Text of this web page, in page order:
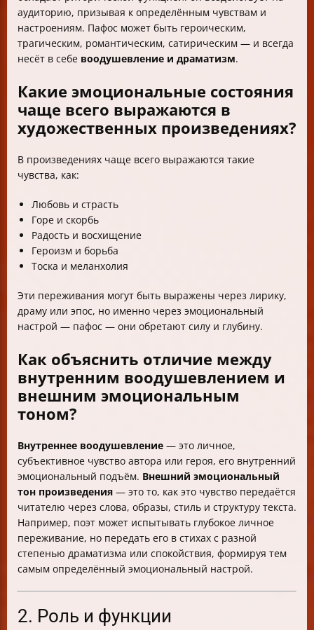
аудиторию, призывая к определённым чувствам и
настроениям. Пафос может быть героическим,
трагическим, романтическим, сатирическим — и всегда
несёт в себе воодушевление и драматизм.
Какие эмоциональные состояния
чаще всего выражаются в
художественных произведениях?
В произведениях чаще всего выражаются такие
чувства, как:
Любовь и страсть
Горе и скорбь
Радость и восхищение
Героизм и борьба
Тоска и меланхолия
Эти переживания могут быть выражены через лирику,
драму или эпос, но именно через эмоциональный
настрой — пафос — они обретают силу и глубину.
Как объяснить отличие между
внутренним воодушевлением и
внешним эмоциональным
тоном?
Внутреннее воодушевление — это личное,
субъективное чувство автора или героя, его внутренний
эмоциональный подъём. Внешний эмоциональный
тон произведения — это то, как это чувство передаётся
читателю через слова, образы, стиль и структуру текста.
Например, поэт может испытывать глубокое личное
переживание, но передать его в стихах с разной
степенью драматизма или спокойствия, формируя тем
самым определённый эмоциональный настрой.
2. Роль и функции